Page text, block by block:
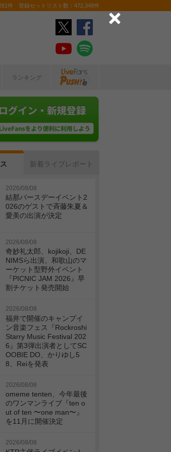
件 登録セットリスト数：472,348件
ランキング
新着ライブレポート
2026/08/08
結那バースデーイベント2
026のゲストで斉藤朱夏＆
愛美の出演が決定
2026/08/08
奇妙礼太郎、kojikoji、DE
NIMSら出演、和歌山のマ
ーケット型野外イベント
『PICNIC JAM 2026』早
割チケット発売開始
2026/08/08
福井で開催のキャンプイ
ン音楽フェス『Rockroshi
Starry Music Festival 202
6』第3弾出演者としてSC
OOBIE DO、かりゆし5
8、Reiを発表
2026/08/08
omeme tenten、今年最後
のワンマンライブ『ten o
ut of ten 〜one man〜』
を11月に開催決定
2026/08/08